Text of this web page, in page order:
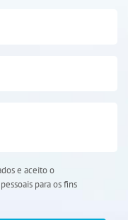
e aceito o
para os fins